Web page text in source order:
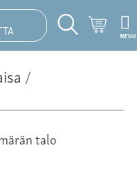
Hakutoiminto
MENU
/